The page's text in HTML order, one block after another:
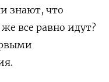
знают, что
все равно идут?